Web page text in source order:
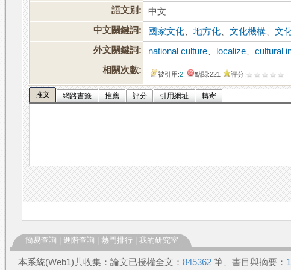
語文別:
中文
中文關鍵詞:
國家文化 、地方化 、文化機構 、文
外文關鍵詞:
national culture localize 、cultural
相關次數:
被引用:2 點閱:221 評分:
推文 網路書籤 推薦 評分 引用網址 轉寄
簡易查詢 進階查詢 熱門排行 我的研究室
本系統(Web1)共收集：論文已授權全文： 845362 筆、書目與摘要：